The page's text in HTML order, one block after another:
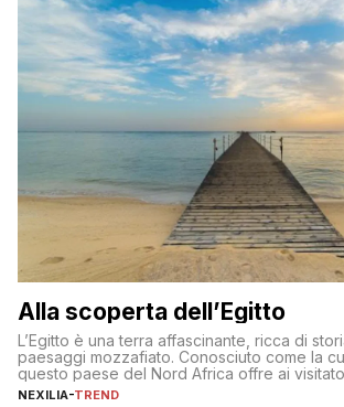
Alla scoperta dell’Egitto
L’Egitto è una terra affascinante, ricca di
paesaggi mozzafiato. Conosciuto come la
questo paese del Nord Africa offre ai
culturale unico al mondo. Attraverso i millenni,
NEXILIA-TREND